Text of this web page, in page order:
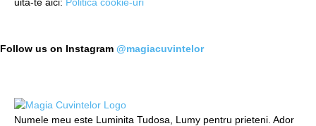
Follow us on Instagram @magiacuvintelor
Numele meu este Luminita Tudosa, Lumy pentru prieteni. Ador